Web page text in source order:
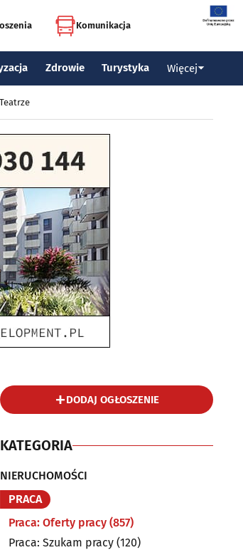
Komunikacja
Zdrowie Turystyka Więcej
DODAJ OGŁOSZENIE
KATEGORIA
NIERUCHOMOŚCI
PRACA
Praca: Oferty pracy (857)
Praca: Szukam pracy (120)